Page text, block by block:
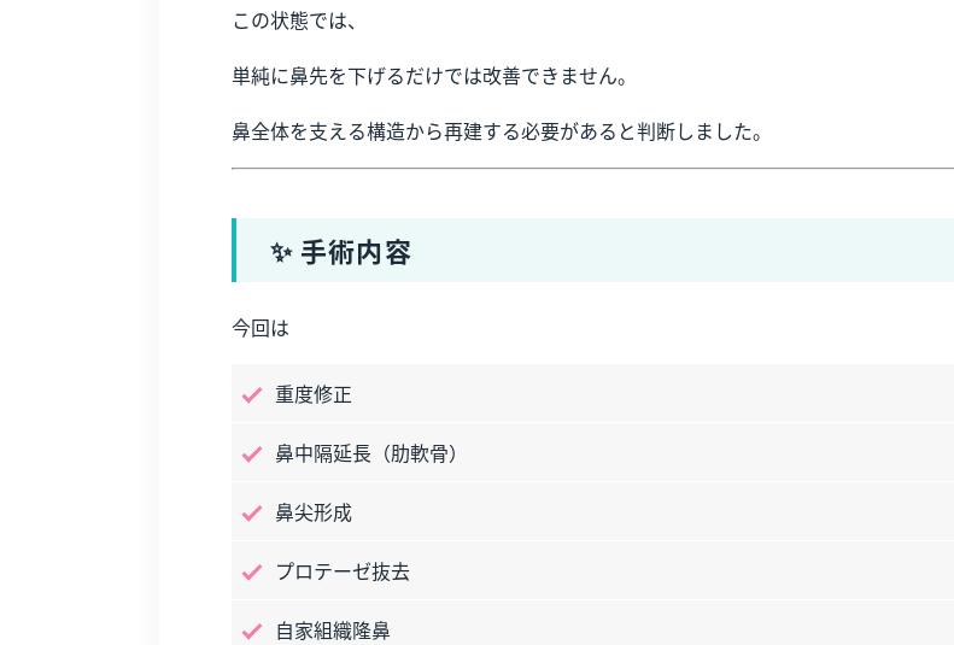
この状態では、
単純に鼻先を下げるだけでは改善できません。
鼻全体を支える構造から再建する必要があると判断しました。
✨ 手術内容
今回は
重度修正
鼻中隔延長（肋軟骨）
鼻尖形成
プロテーゼ抜去
自家組織隆鼻